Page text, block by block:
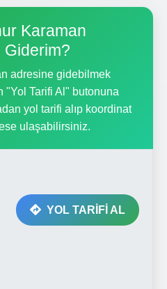
Karaman
Giderim?
adresine gidebilmek
"Yol Tarifi Al" butonuna
yol tarifi alıp koordinat
ulaşabilirsiniz.
YOL TARİFİ AL